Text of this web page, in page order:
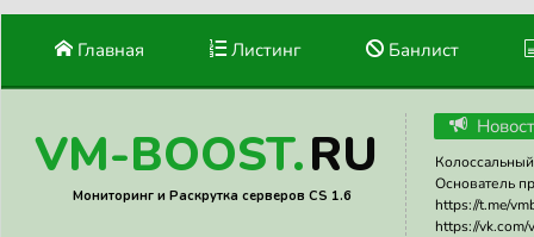
Главная Листинг Банлист
VM-BOOST.RU
Мониторинг и Раскрутка серверов CS 1.6
Основатель
https://t.me/
https://vk.com/